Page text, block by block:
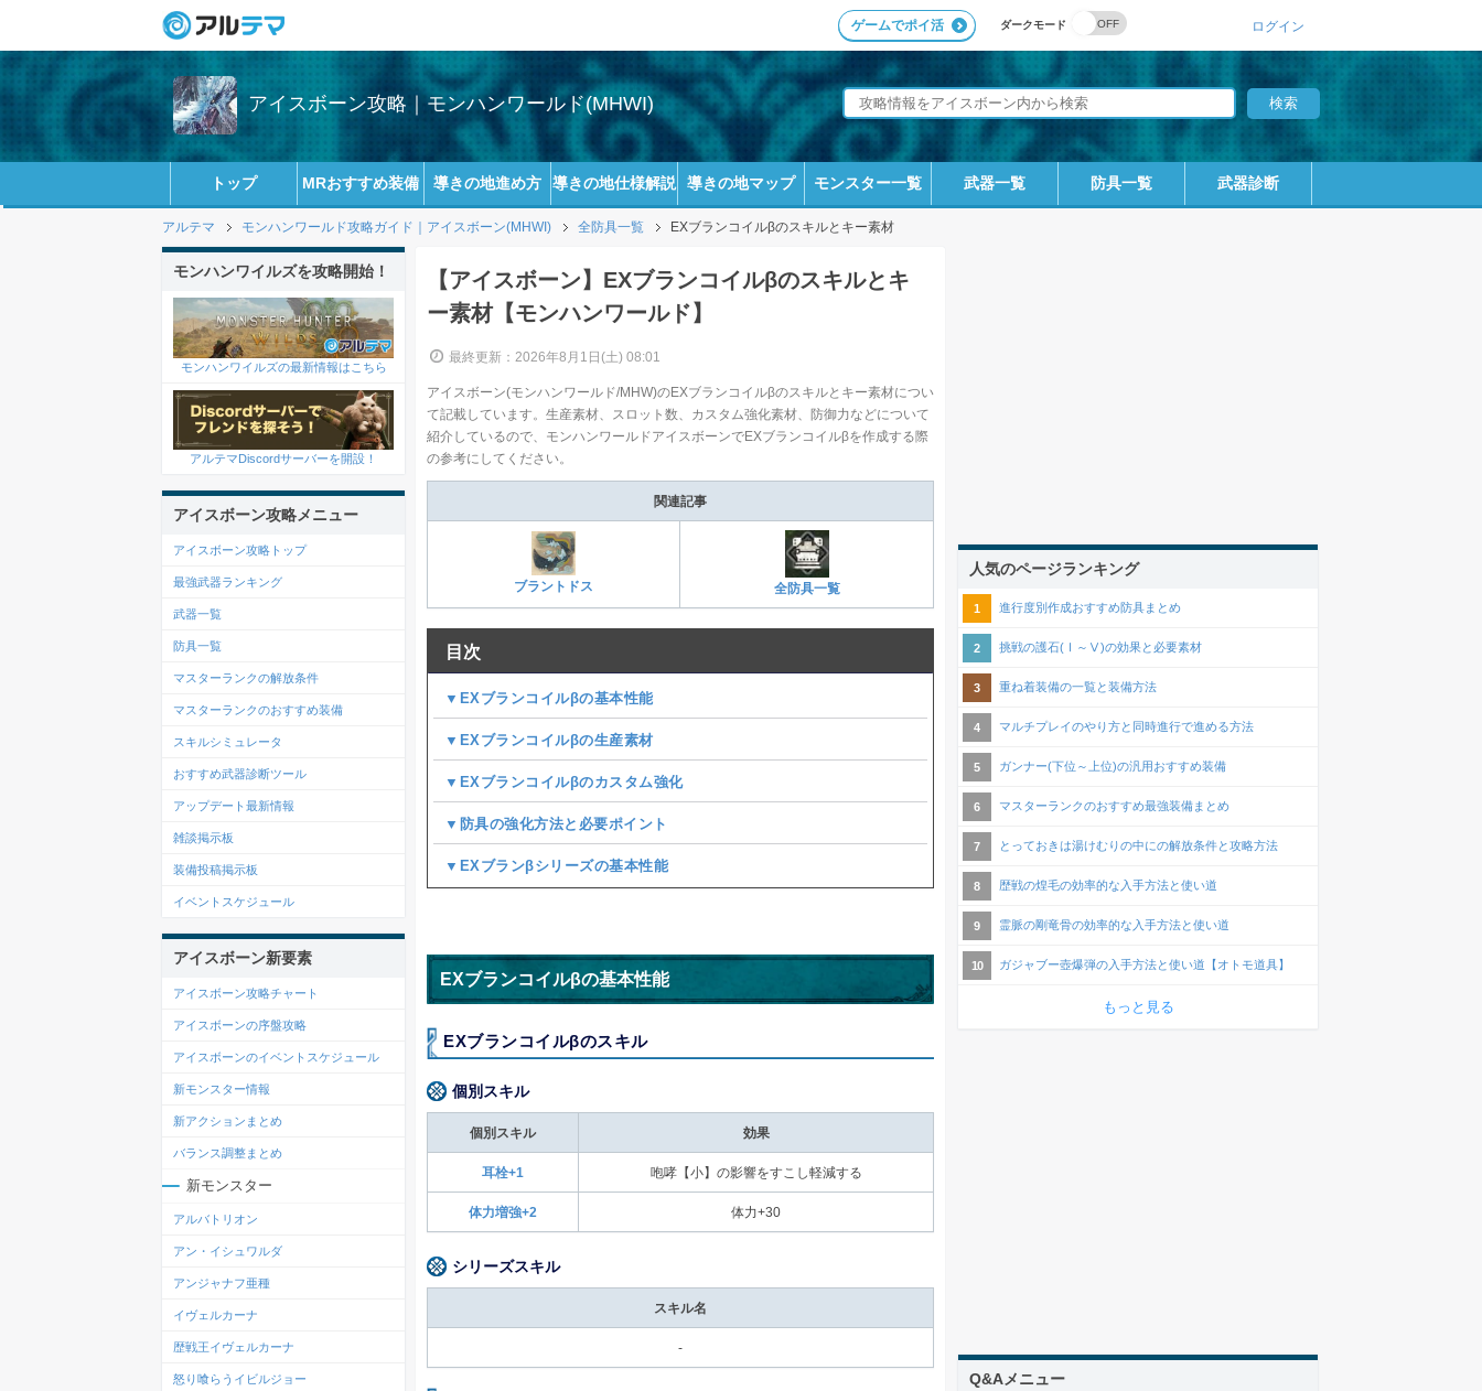
ダークモード
ゲームでポイ活 ログイン
アイスボーン攻略｜モンハンワールド(MHWI)
トップ MRおすすめ装備 導きの地進め方 導きの地仕様解説 導きの地マップ モンスター一覧 武器一覧 防具一覧 武器診断
アルテマ モンハンワールド攻略ガイド｜アイスボーン(MHWI) 全防具一覧 EXブランコイルβのスキルとキー素材
【アイスボーン】EXブランコイルβのスキルとキ
ー素材【モンハンワールド】
最終更新：2026年8月1日(土) 08:01
アイスボーン(モンハンワールド/MHW)のEXブランコイルβのスキルとキー素材につい
て記載しています。生産素材、スロット数、カスタム強化素材、防御力などについて
紹介しているので、モンハンワールドアイスボーンでEXブランコイルβを作成する際
の参考にしてください。
関連記事
ブラントドス 全防具一覧
目次
▼EXブランコイルβの基本性能
▼EXブランコイルβの生産素材
▼EXブランコイルβのカスタム強化
▼防具の強化方法と必要ポイント
▼EXブランβシリーズの基本性能
EXブランコイルβの基本性能
EXブランコイルβのスキル
個別スキル
個別スキル 効果
耳栓+1 咆哮【小】の影響をすこし軽減する
体力増強+2 体力+30
シリーズスキル
スキル名
-
モンハンワイルズを攻略開始！
モンハンワイルズの最新情報はこちら
アルテマDiscordサーバーを開設！
アイスボーン攻略メニュー
アイスボーン攻略トップ
最強武器ランキング
武器一覧
防具一覧
マスターランクの解放条件
マスターランクのおすすめ装備
スキルシミュレータ
おすすめ武器診断ツール
アップデート最新情報
雑談掲示板
装備投稿掲示板
イベントスケジュール
アイスボーン新要素
アイスボーン攻略チャート
アイスボーンの序盤攻略
アイスボーンのイベントスケジュール
新モンスター情報
新アクションまとめ
バランス調整まとめ
新モンスター
アルバトリオン
アン・イシュワルダ
アンジャナフ亜種
イヴェルカーナ
歴戦王イヴェルカーナ
怒り喰らうイビルジョー
人気のページランキング
進行度別作成おすすめ防具まとめ
挑戦の護石(Ⅰ～Ⅴ)の効果と必要素材
重ね着装備の一覧と装備方法
マルチプレイのやり方と同時進行で進める方法
ガンナー(下位～上位)の汎用おすすめ装備
マスターランクのおすすめ最強装備まとめ
とっておきは湯けむりの中にの解放条件と攻略方法
歴戦の煌毛の効率的な入手方法と使い道
霊脈の剛竜骨の効率的な入手方法と使い道
ガジャブー壺爆弾の入手方法と使い道【オトモ道具】
もっと見る
Q&Aメニュー